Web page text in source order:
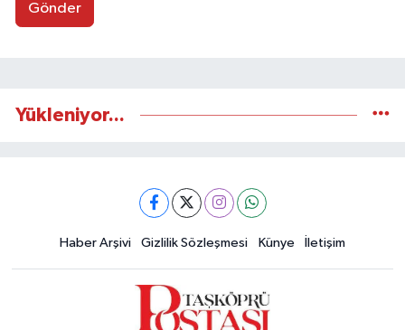
Gönder
Yükleniyor...
Haber Arşivi Gizlilik Sözleşmesi Künye İletişim